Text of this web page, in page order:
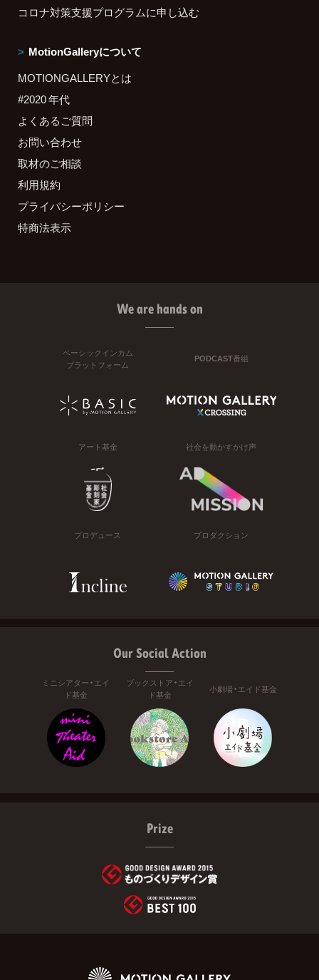
コロナ対策支援プログラムに申し込む
MotionGalleryについて
MOTIONGALLERYとは
#2020 年代
よくあるご質問
お問い合わせ
取材のご相談
利用規約
プライバシーポリシー
特商法表示
We are hands on
ベーシックインカム
プラットフォーム
PODCAST番組
アート基金 社会を動かすかけ声
プロデュース プロダクション
Our Social Action
ミニシアター・エイ
ド基金
ブックストア・エイ
ド基金
小劇場・エイド基金
Prize